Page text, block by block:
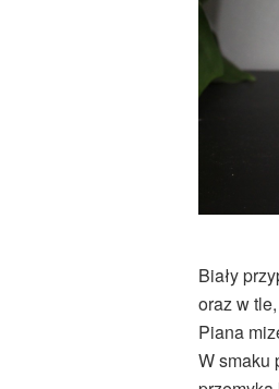
Biały
oraz w
Piana
W smaku